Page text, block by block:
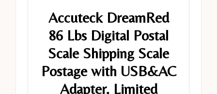
Accuteck DreamRed
86 Lbs Digital Postal
Scale Shipping Scale
Postage with USB&AC
Adapter, Limited